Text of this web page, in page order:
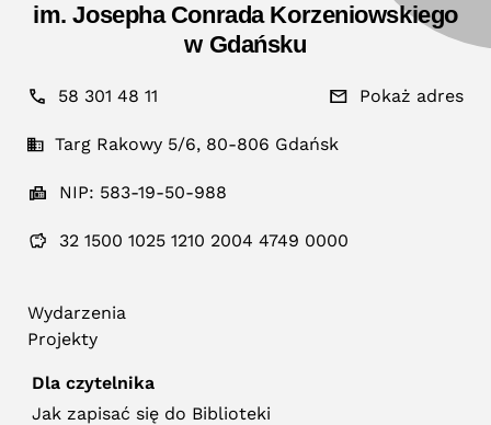
im. Josepha Conrada Korzeniowskiego
w Gdańsku
58 301 48 11 Pokaż adres
Targ Rakowy 5/6, 80-806 Gdańsk
NIP: 583-19-50-988
32 1500 1025 1210 2004 4749 0000
Wydarzenia
Projekty
Dla czytelnika
Jak zapisać się do Biblioteki